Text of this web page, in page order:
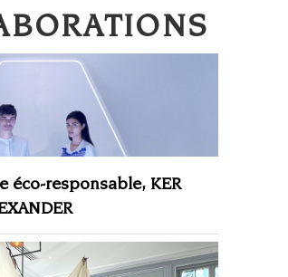
éco-responsable, KER